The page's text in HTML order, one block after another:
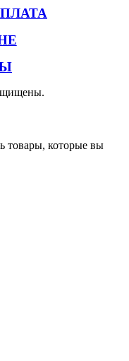
товары, которые вы